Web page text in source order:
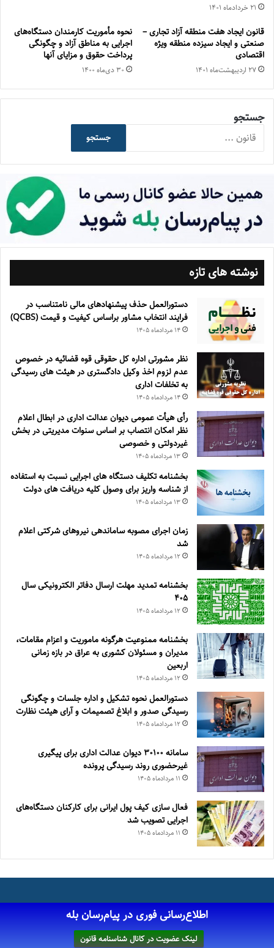
۲۱ خرداد‌ماه ۱۴۰۱
قانون ایجاد هفت منطقه آزاد تجاری –
صنعتی و ایجاد سیزده منطقه ویژه
اقتصادی
۲۷ اردیبهشت‌ماه ۱۴۰۱
نحوه مأموریت کارمندان دستگاه‌‌های
اجرایی به مناطق آزاد و چگونگی
پرداخت حقوق و مزایای آنها
۳۰ دی‌ماه ۱۴۰۰
جستجو
جستجو
نوشته های تازه
دستورالعمل حذف پيشنهادهای مالی نامتناسب در
فرايند انتخاب مشاور براساس كيفيت و قيمت (QCBS)
۱۴ مرداد‌ماه ۱۴۰۵
نظر مشورتی اداره کل حقوقی قوه قضائیه در خصوص
عدم لزوم اخذ وکیل دادگستری در هیئت های رسیدگی
به تخلفات اداری
۱۴ مرداد‌ماه ۱۴۰۵
رأی هیأت عمومی دیوان عدالت اداری در ابطال اعلام
نظر امکان انتصاب بر اساس سنوات مدیریتی در بخش
غیردولتی و خصوصی
۱۳ مرداد‌ماه ۱۴۰۵
بخشنامه تکلیف دستگاه های اجرایی نسبت به استفاده
از شناسه واریز برای وصول کلیه دریافت های دولت
۱۳ مرداد‌ماه ۱۴۰۵
زمان اجرای مصوبه ساماندهی نیروهای شرکتی اعلام
شد
۱۲ مرداد‌ماه ۱۴۰۵
بخشنامه تمدید مهلت ارسال دفاتر الکترونیکی سال
۴۰۵
۱۲ مرداد‌ماه ۱۴۰۵
بخشنامه ممنوعیت هرگونه ماموریت و اعزام مقامات،
مدیران و مسئولان کشوری به عراق در بازه زمانی
اربعین
۱۲ مرداد‌ماه ۱۴۰۵
دستورالعمل نحوه تشکیل و اداره جلسات و چگونگی
رسیدگی صدور و ‏ابلاغ تصمیمات و‎ ‎آرای هیئت نظارت
۱۲ مرداد‌ماه ۱۴۰۵
سامانه ۳۰۱۰۰ دیوان عدالت اداری برای پیگیری
غیرحضوری روند رسیدگی پرونده
۱۱ مرداد‌ماه ۱۴۰۵
فعال سازی کیف پول ایرانی برای کارکنان دستگاه‌های
اجرایی تصویب شد
۱۱ مرداد‌ماه ۱۴۰۵
اطلاع‌رسانی فوری در پیام‌رسان بله
لینک عضویت در کانال شناسنامه قانون